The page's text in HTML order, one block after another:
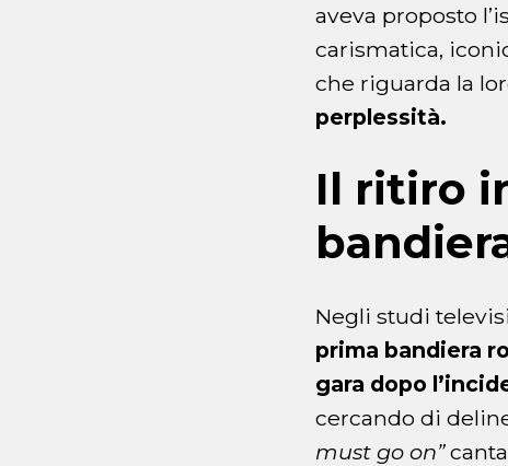
aveva proposto
carismatica,
che riguarda la
perplessità.
Il ritiro
Negli studi
prima bandiera
gara dopo
cercando di
must go on”